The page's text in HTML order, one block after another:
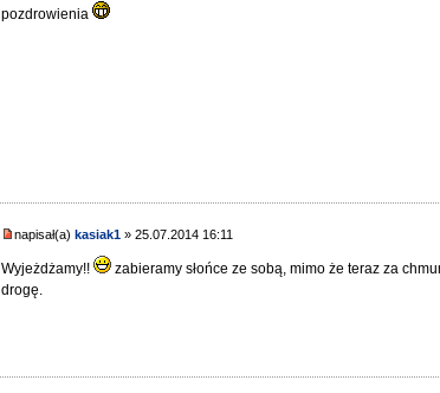
pozdrowienia
napisał(a) kasiak1 » 25.07.2014 16:11
Wyjeżdżamy!!
zabieramy słońce ze sobą, mimo że teraz za
drogę.